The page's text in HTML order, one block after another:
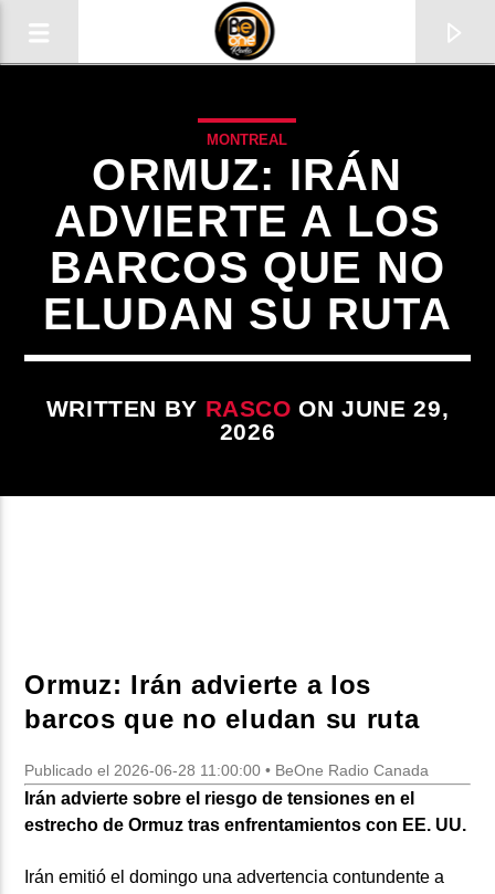
CURRENT TRACK
Beone Radio
MONTREAL
ORMUZ: IRÁN
ADVIERTE A LOS
BARCOS QUE NO
ELUDAN SU RUTA
WRITTEN BY RASCO ON JUNE 29,
2026
Ormuz: Irán advierte a los
barcos que no eludan su ruta
Publicado el 2026-06-28 11:00:00 • BeOne Radio Canada
Irán advierte sobre el riesgo de tensiones en el
estrecho de Ormuz tras enfrentamientos con EE. UU.
Irán emitió el domingo una advertencia contundente a